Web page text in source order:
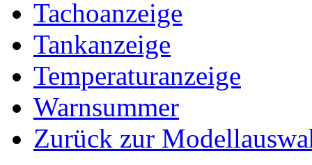
Tachoanzeige
Tankanzeige
Temperaturanzeige
Warnsummer
Zurück zur